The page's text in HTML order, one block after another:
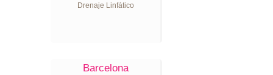
Drenaje Linfático
Barcelona